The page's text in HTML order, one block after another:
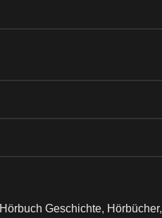
Hörbuch Geschichte, Hörbücher,